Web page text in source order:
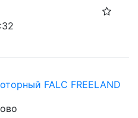
FALC FREELAND